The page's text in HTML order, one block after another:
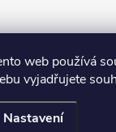
web používá
vyjadřujete
Nastavení